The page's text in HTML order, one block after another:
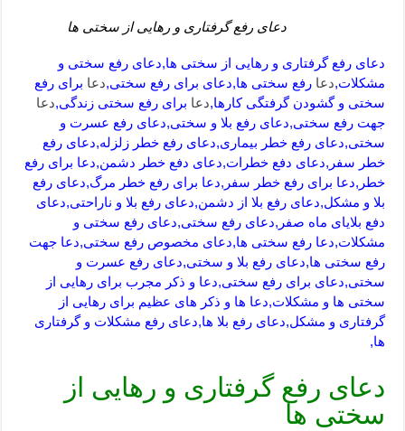
دعای رفع گرفتاری و رهایی از سختی ها
دعای رفع گرفتاری و رهایی از سختی ها,دعای رفع سختی و
مشکلات,دعا رفع سختی ها,دعای برای رفع سختی,دعا برای رفع
سختی و گشودن گرفتگی کارها,دعا برای رفع سختی زندگی,دعا
جهت رفع سختی,دعای رفع بلا و سختی,دعای رفع عسرت و
سختی,دعای رفع خطر بیماری,دعای رفع خطر زلزله,دعای رفع
خطر سفر,دعای دفع خطرات,دعای دفع خطر دشمن,دعا برای رفع
خطر,دعا برای رفع خطر سفر,دعا برای رفع خطر مرگ,دعای رفع
بلا و مشکل,دعای رفع بلا از دشمن,دعای رفع بلا و ناراحتی,دعای
دفع بلایای ماه صفر,دعای رفع سختی,دعای رفع سختی و
مشکلات,دعا رفع سختی ها,دعای مخصوص رفع سختی,دعا جهت
رفع سختی ها,دعای رفع بلا و سختی,دعای رفع عسرت و
سختی,دعای برای رفع سختی,دعا و ذکر مجرب برای رهایی از
سختی ها و مشکلات,دعا ها و ذکر های عظیم برای رهایی از
گرفتاری و مشکل,دعای رفع بلا ها,دعای رفع مشکلات و گرفتاری
ها,
دعای رفع گرفتاری و رهایی از
سختی ها